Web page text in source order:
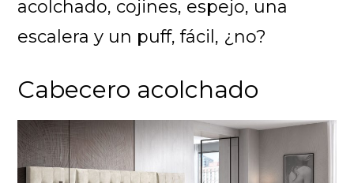
acolchado, cojines, espejo, una
escalera y un puff, fácil, ¿no?
Cabecero acolchado